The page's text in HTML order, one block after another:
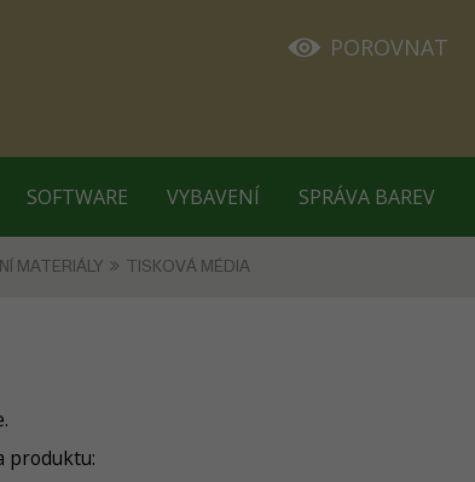
POROVNAT
SOFTWARE VYBAVENÍ SPRÁVA BAREV
MATERIÁLY TISKOVÁ MÉDIA
produktu: